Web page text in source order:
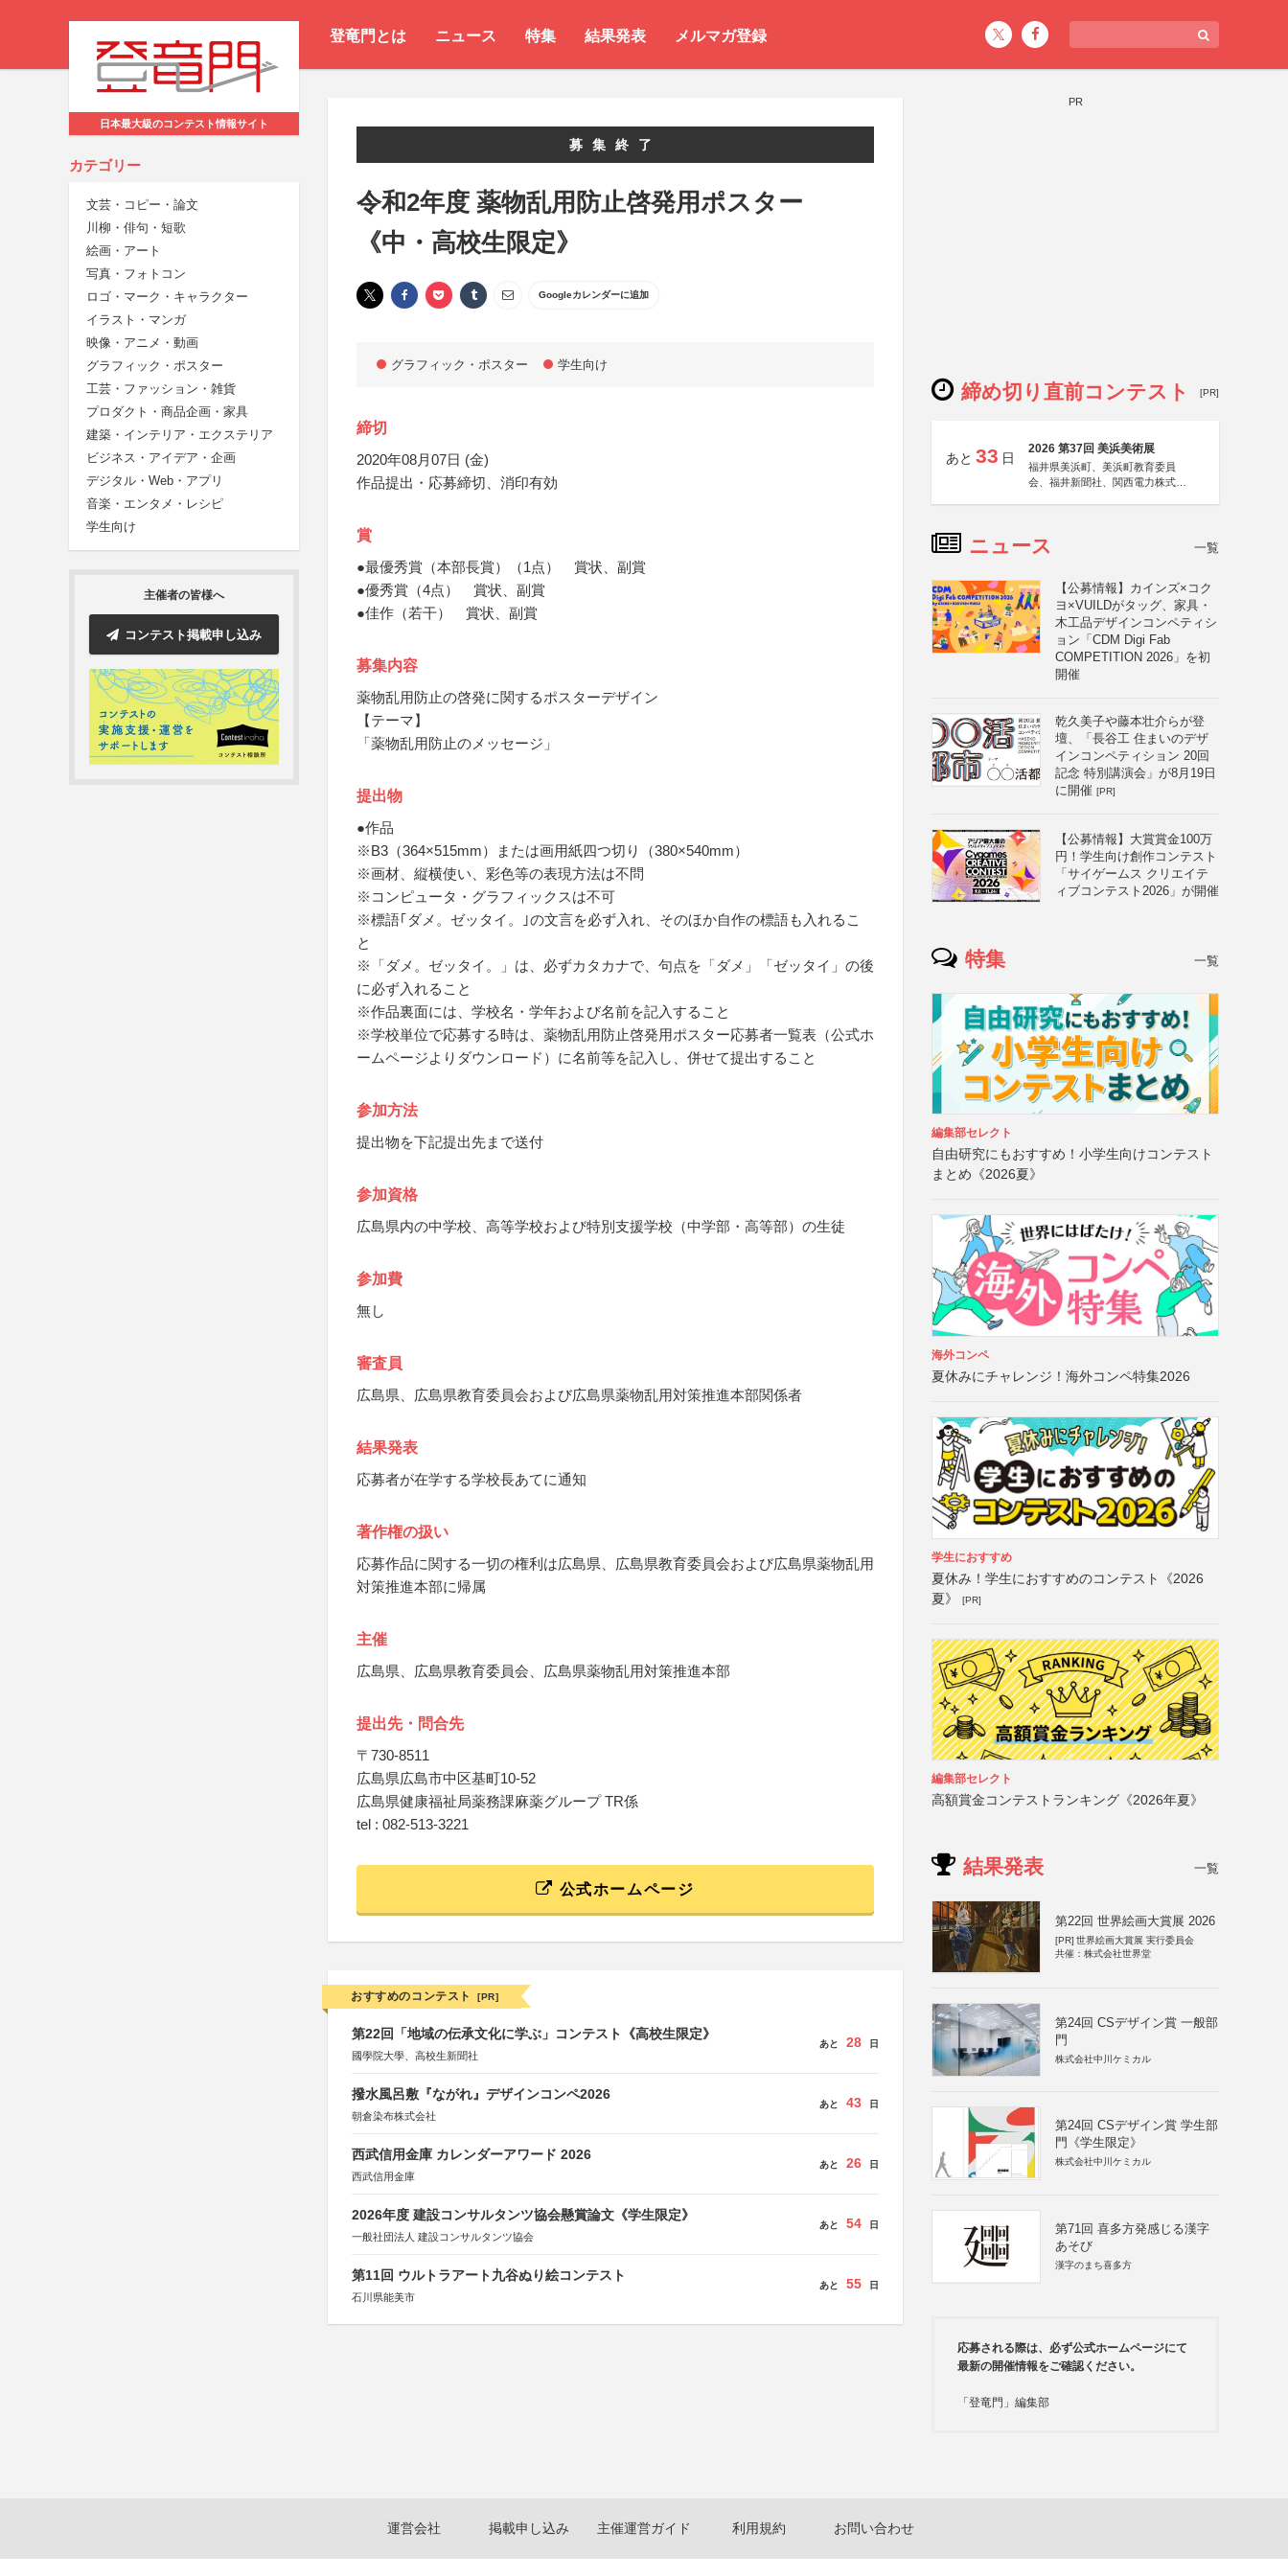
登竜門とは ニュース 特集 結果発表 メルマガ登録
日本最大級のコンテスト情報サイト
カテゴリー
文芸・コピー・論文
川柳・俳句・短歌
絵画・アート
写真・フォトコン
ロゴ・マーク・キャラクター
イラスト・マンガ
映像・アニメ・動画
グラフィック・ポスター
工芸・ファッション・雑貨
プロダクト・商品企画・家具
建築・インテリア・エクステリア
ビジネス・アイデア・企画
デジタル・Web・アプリ
音楽・エンタメ・レシピ
学生向け
主催者の皆様へ
コンテスト掲載申し込み
募集終了
令和2年度 薬物乱用防止啓発用ポスター
《中・高校生限定》
Googleカレンダーに追加
グラフィック・ポスター 学生向け
締切
2020年08月07日 (金)
作品提出・応募締切、消印有効
賞
●最優秀賞（本部長賞）（1点） 賞状、副賞
●優秀賞（4点） 賞状、副賞
●佳作（若干） 賞状、副賞
募集内容
薬物乱用防止の啓発に関するポスターデザイン
【テーマ】
「薬物乱用防止のメッセージ」
提出物
●作品
※B3（364×515mm）または画用紙四つ切り（380×540mm）
※画材、縦横使い、彩色等の表現方法は不問
※コンピュータ・グラフィックスは不可
※標語｢ダメ。ゼッタイ。｣の文言を必ず入れ、そのほか自作の標語も入れるこ
と
※「ダメ。ゼッタイ。」は、必ずカタカナで、句点を「ダメ」「ゼッタイ」の後
に必ず入れること
※作品裏面には、学校名・学年および名前を記入すること
※学校単位で応募する時は、薬物乱用防止啓発用ポスター応募者一覧表（公式ホ
ームページよりダウンロード）に名前等を記入し、併せて提出すること
参加方法
提出物を下記提出先まで送付
参加資格
広島県内の中学校、高等学校および特別支援学校（中学部・高等部）の生徒
参加費
無し
審査員
広島県、広島県教育委員会および広島県薬物乱用対策推進本部関係者
結果発表
応募者が在学する学校長あてに通知
著作権の扱い
応募作品に関する一切の権利は広島県、広島県教育委員会および広島県薬物乱用
対策推進本部に帰属
主催
広島県、広島県教育委員会、広島県薬物乱用対策推進本部
提出先・問合先
〒730-8511
広島県広島市中区基町10-52
広島県健康福祉局薬務課麻薬グループ TR係
tel : 082-513-3221
公式ホームページ
おすすめのコンテスト [PR]
第22回「地域の伝承文化に学ぶ」コンテスト《高校生限定》
國學院大學、高校生新聞社
あと 28 日
撥水風呂敷『ながれ』デザインコンペ2026
朝倉染布株式会社
あと 43 日
西武信用金庫 カレンダーアワード 2026
西武信用金庫
あと 26 日
2026年度 建設コンサルタンツ協会懸賞論文《学生限定》
一般社団法人 建設コンサルタンツ協会
あと 54 日
第11回 ウルトラアート九谷ぬり絵コンテスト
石川県能美市
あと 55 日
PR
締め切り直前コンテスト [PR]
あと 33 日
2026 第37回 美浜美術展
福井県美浜町、美浜町教育委員
会、福井新聞社、関西電力株式会
ニュース 一覧
【公募情報】カインズ×コク
ヨ×VUILDがタッグ、家具・
木工品デザインコンペティシ
ョン「CDM Digi Fab
COMPETITION 2026」を初
開催
乾久美子や藤本壮介らが登
壇、「長谷工 住まいのデザ
インコンペティション 20回
記念 特別講演会」が8月19日
に開催 [PR]
【公募情報】大賞賞金100万
円！学生向け創作コンテスト
「サイゲームス クリエイテ
ィブコンテスト2026」が開催
特集 一覧
編集部セレクト
自由研究にもおすすめ！小学生向けコンテスト
まとめ《2026夏》
海外コンペ
夏休みにチャレンジ！海外コンペ特集2026
学生におすすめ
夏休み！学生におすすめのコンテスト《2026
夏》
[PR]
編集部セレクト
高額賞金コンテストランキング《2026年夏》
結果発表 一覧
第22回 世界絵画大賞展 2026
[PR] 世界絵画大賞展 実行委員会
共催：株式会社世界堂
第24回 CSデザイン賞 一般部
門
株式会社中川ケミカル
第24回 CSデザイン賞 学生部
門《学生限定》
株式会社中川ケミカル
第71回 喜多方発感じる漢字
あそび
漢字のまち喜多方
応募される際は、必ず公式ホームページにて
最新の開催情報をご確認ください。
「登竜門」編集部
運営会社 掲載申し込み 主催運営ガイド 利用規約 お問い合わせ